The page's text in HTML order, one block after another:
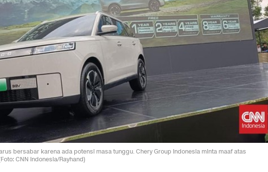
bersabar karena ada potensi masa tunggu. Chery Group Indonesia minta maaf atas
CNN Indonesia/Rayhand)